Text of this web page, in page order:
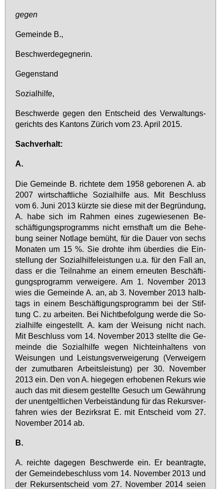
ge­gen
Ge­mein­de B.,
Be­schwer­de­geg­ne­rin.
Ge­gen­stand
So­zi­al­hil­fe,
Be­schwer­de ge­gen den Ent­scheid des Ver­wal­tungs­
ge­richts des Kan­tons Zü­rich vom 23. April 2015.
Sach­ver­halt:
A.
Die Ge­mein­de B. rich­te­te dem 1958 ge­bo­re­nen A. ab
2007 wirt­schaft­li­che So­zi­al­hil­fe aus. Mit Be­schluss
vom 6. Ju­ni 2013 kürz­te sie die­se mit der Be­grün­dung,
A. ha­be sich im Rah­men ei­nes zu­ge­wie­se­nen Be­
schäf­ti­gungs­pro­gramms nicht ernst­haft um die Be­he­
bung sei­ner Not­la­ge be­müht, für die Dau­er von sechs
Mo­na­ten um 15 %. Sie droh­te ihm über­dies die Ein­
stel­lung der So­zi­al­hil­fe­leis­tun­gen u.a. für den Fall an,
dass er die Teil­nah­me an ei­nem er­neu­ten Be­schäf­ti­
gungs­pro­gramm ver­wei­ge­re. Am 1. No­vem­ber 2013
wies die Ge­mein­de A. an, ab 3. No­vem­ber 2013 halb­
tags in ei­nem Be­schäf­ti­gungs­pro­gramm bei der Stif­
tung C. zu ar­bei­ten. Bei Nicht­be­fol­gung wer­de die So­
zi­al­hil­fe ein­ge­stellt. A. kam der Wei­sung nicht nach.
Mit Be­schluss vom 14. No­vem­ber 2013 stell­te die Ge­
mein­de die So­zi­al­hil­fe we­gen Nicht­ein­hal­tens von
Wei­sun­gen und Leis­tungs­ver­wei­ge­rung (Ver­wei­gern
der zu­mut­ba­ren Ar­beits­leis­tung) per 30. No­vem­ber
2013 ein. Den von A. hie­ge­gen er­ho­be­nen Re­kurs wie
auch das mit die­sem ge­stell­te Ge­such um Ge­wäh­rung
der un­ent­gelt­li­chen Ver­bei­stän­dung für das Re­kurs­ver­
fah­ren wies der Be­zirks­rat E. mit Ent­scheid vom 27.
No­vem­ber 2014 ab.
B.
A. reich­te da­ge­gen Be­schwer­de ein. Er be­an­trag­te,
der Ge­mein­de­be­schluss vom 14. No­vem­ber 2013 und
der Re­kurs­ent­scheid vom 27. No­vem­ber 2014 sei­en